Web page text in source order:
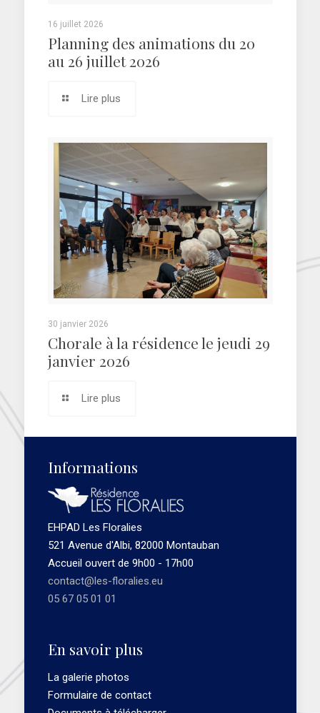
16 juillet 2026
Planning des animations du 20
au 26 juillet 2026
Lire plus
30 janvier 2026
Chorale à la résidence le jeudi 29
janvier 2026
Lire plus
Informations
EHPAD Les Floralies
521 Avenue d'Albi, 82000 Montauban
Accueil ouvert de 9h00 - 17h00
contact@les-floralies.eu
05 67 05 01 01
En savoir plus
La galerie photos
Formulaire de contact